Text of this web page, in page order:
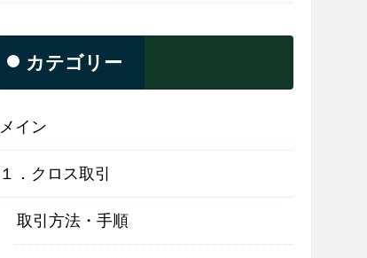
カテゴリー
メイン
１．クロス取引
取引方法・手順